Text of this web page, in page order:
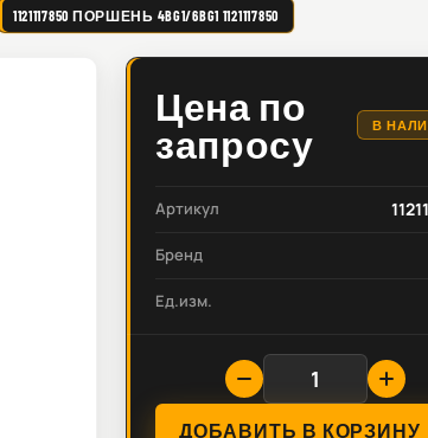
1121117850 ПОРШЕНЬ 4BG1/6BG1 1121117850
Цена по
запросу
В
Артикул
Бренд
Ед.изм.
ДОБАВИТЬ В КОРЗИНУ